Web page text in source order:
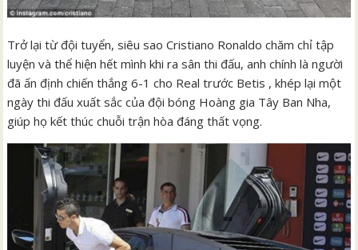
Trở lại từ đội tuyển, siêu sao Cristiano Ronaldo chăm chỉ tập
luyện và thể hiện hết mình khi ra sân thi đấu, anh chính là người
đã ấn định chiến thắng 6-1 cho Real trước Betis , khép lại một
ngày thi đấu xuất sắc của đội bóng Hoàng gia Tây Ban Nha,
giúp họ kết thúc chuỗi trận hòa đáng thất vọng.